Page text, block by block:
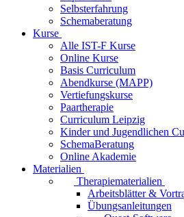
Selbsterfahrung
Schemaberatung
Kurse
Alle IST-F Kurse
Online Kurse
Basis Curriculum
Abendkurse (MAPP)
Vertiefungskurse
Paartherapie
Curriculum Leipzig
Kinder und Jugendlichen
SchemaBeratung
Online Akademie
Materialien
Therapiematerialien
Arbeitsblätter &
Übungsanleitungen